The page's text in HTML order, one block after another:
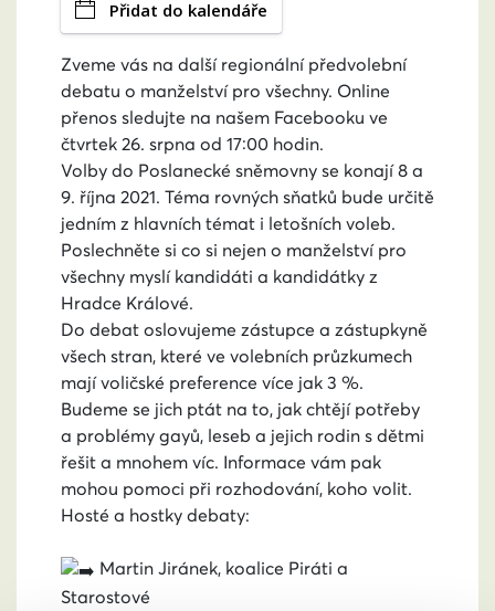
Přidat do kalendáře
Zveme vás na další regionální předvolební
debatu o manželství pro všechny. Online
přenos sledujte na našem Facebooku ve
čtvrtek 26. srpna od 17:00 hodin.
Volby do Poslanecké sněmovny se konají 8 a
9. října 2021. Téma rovných sňatků bude určitě
jedním z hlavních témat i letošních voleb.
Poslechněte si co si nejen o manželství pro
všechny myslí kandidáti a kandidátky z
Hradce Králové.
Do debat oslovujeme zástupce a zástupkyně
všech stran, které ve volebních průzkumech
mají voličské preference více jak 3 %.
Budeme se jich ptát na to, jak chtějí potřeby
a problémy gayů, leseb a jejich rodin s dětmi
řešit a mnohem víc. Informace vám pak
mohou pomoci při rozhodování, koho volit.
Hosté a hostky debaty:
Martin Jiránek, koalice Piráti a
Starostové